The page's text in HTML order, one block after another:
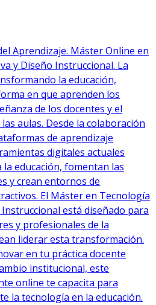
Aprendizaje. Máster Online en
y Diseño Instruccional. La
la educación,
en que aprenden los
de los docentes y el
aulas. Desde la colaboración
de aprendizaje
digitales actuales
la educación, fomentan las
y crean entornos de
El Máster en Tecnología
está diseñado para
y profesionales de la
liderar esta transformación.
en tu práctica docente
institucional, este
online te capacita para
la tecnología en la educación.